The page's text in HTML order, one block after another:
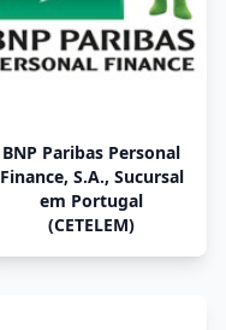
BNP Paribas Personal
Finance, S.A., Sucursal
em Portugal
(CETELEM)